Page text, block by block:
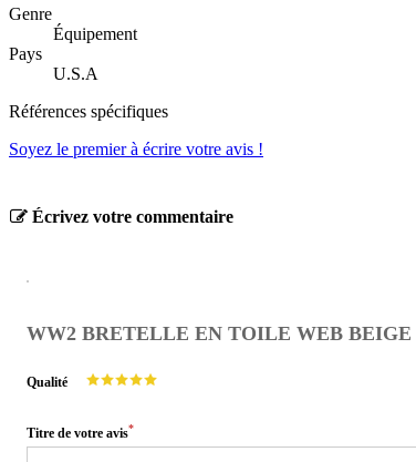
Genre
Équipement
Pays
U.S.A
Références spécifiques
Soyez le premier à écrire votre avis !
Écrivez votre commentaire
WW2 BRETELLE EN TOILE WEB BEIGE
Qualité
Titre de votre avis*